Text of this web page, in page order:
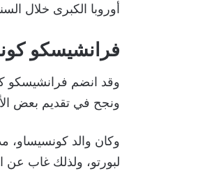
أوروبا الكبرى خلال
فرانشيسكو
وقد انضم فرانشيسكو
ونجح في تقديم بعض
وكان والد كونسيساو،
لبورتو، ولذلك غاب عن